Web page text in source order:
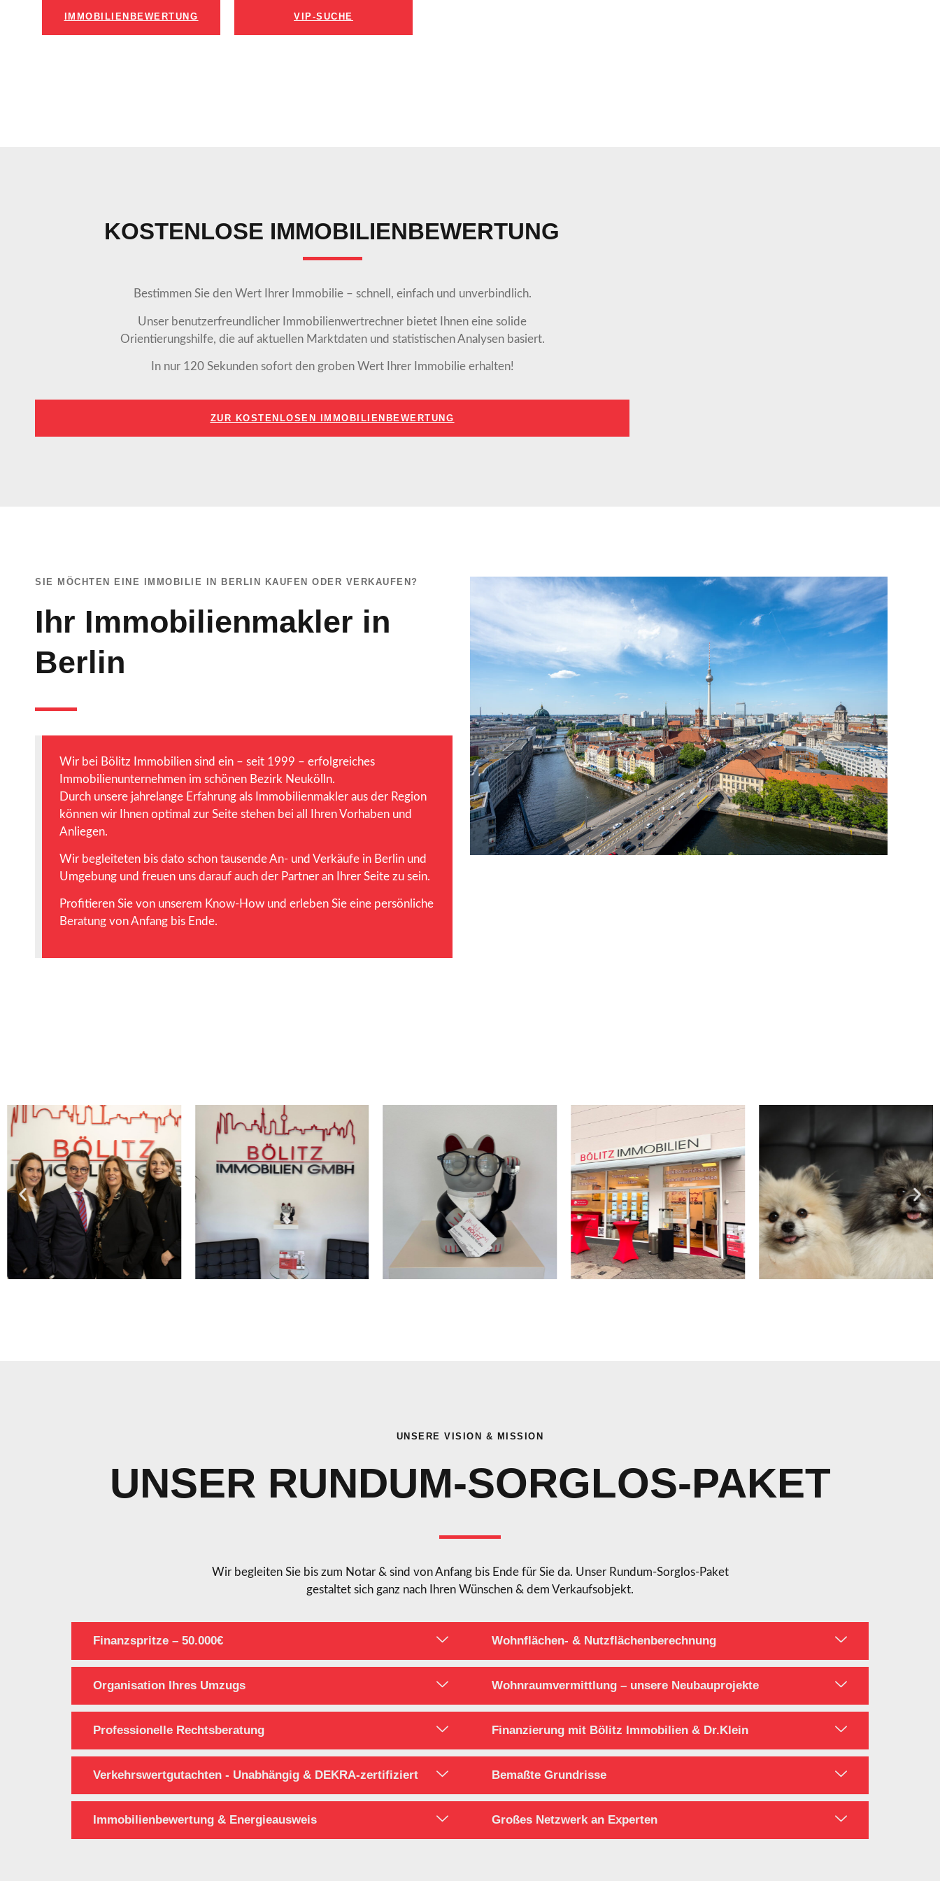
IMMOBILIENBEWERTUNG VIP-SUCHE
KOSTENLOSE IMMOBILIENBEWERTUNG
Bestimmen Sie den Wert Ihrer Immobilie – schnell, einfach und unverbindlich.
Unser benutzerfreundlicher Immobilienwertrechner bietet Ihnen eine solide
Orientierungshilfe, die auf aktuellen Marktdaten und statistischen Analysen basiert.
In nur 120 Sekunden sofort den groben Wert Ihrer Immobilie erhalten!
ZUR KOSTENLOSEN IMMOBILIENBEWERTUNG
SIE MÖCHTEN EINE IMMOBILIE IN BERLIN KAUFEN ODER VERKAUFEN?
Ihr Immobilienmakler in
Berlin
Wir bei Bölitz Immobilien sind ein – seit 1999 – erfolgreiches
Immobilienunternehmen im schönen Bezirk Neukölln.
Durch unsere jahrelange Erfahrung als Immobilienmakler aus der Region
können wir Ihnen optimal zur Seite stehen bei all Ihren Vorhaben und
Anliegen.
Wir begleiteten bis dato schon tausende An- und Verkäufe in Berlin und
Umgebung und freuen uns darauf auch der Partner an Ihrer Seite zu sein.
Profitieren Sie von unserem Know-How und erleben Sie eine persönliche
Beratung von Anfang bis Ende.
UNSERE VISION & MISSION
UNSER RUNDUM-SORGLOS-PAKET
Wir begleiten Sie bis zum Notar & sind von Anfang bis Ende für Sie da. Unser Rundum-Sorglos-Paket
gestaltet sich ganz nach Ihren Wünschen & dem Verkaufsobjekt.
Finanzspritze – 50.000€
Organisation Ihres Umzugs
Professionelle Rechtsberatung
Verkehrswertgutachten - Unabhängig & DEKRA-zertifiziert
Immobilienbewertung & Energieausweis
Wohnflächen- & Nutzflächenberechnung
Wohnraumvermittlung – unsere Neubauprojekte
Finanzierung mit Bölitz Immobilien & Dr.Klein
Bemaßte Grundrisse
Großes Netzwerk an Experten